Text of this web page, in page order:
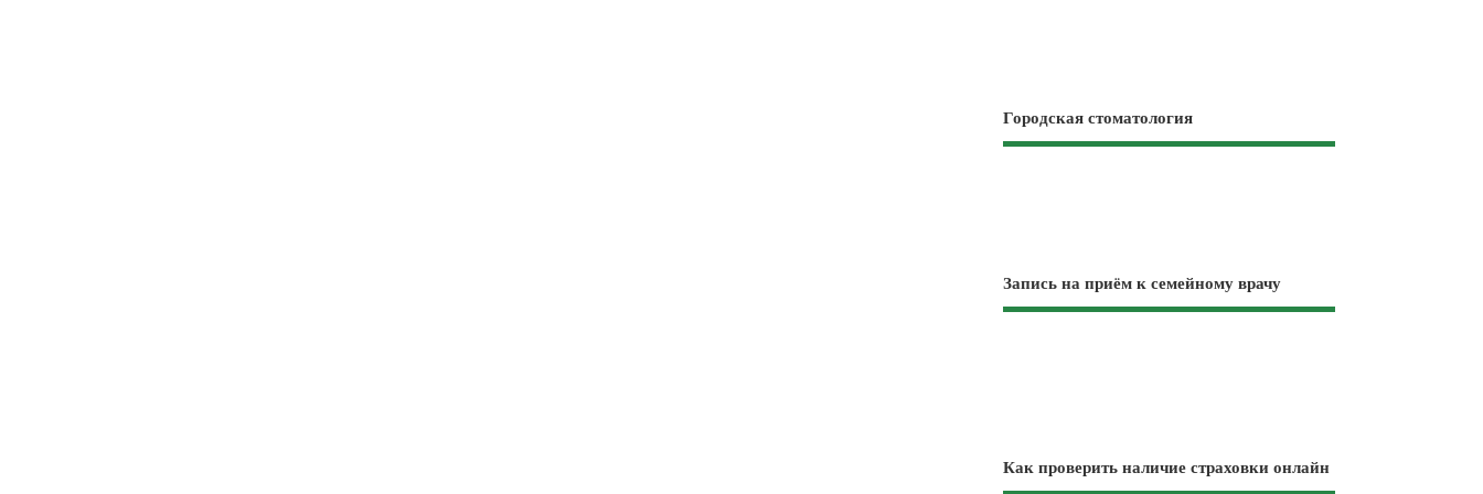
Городская стоматология
Запись на приём к семейному врачу
Как проверить наличие страховки онлайн